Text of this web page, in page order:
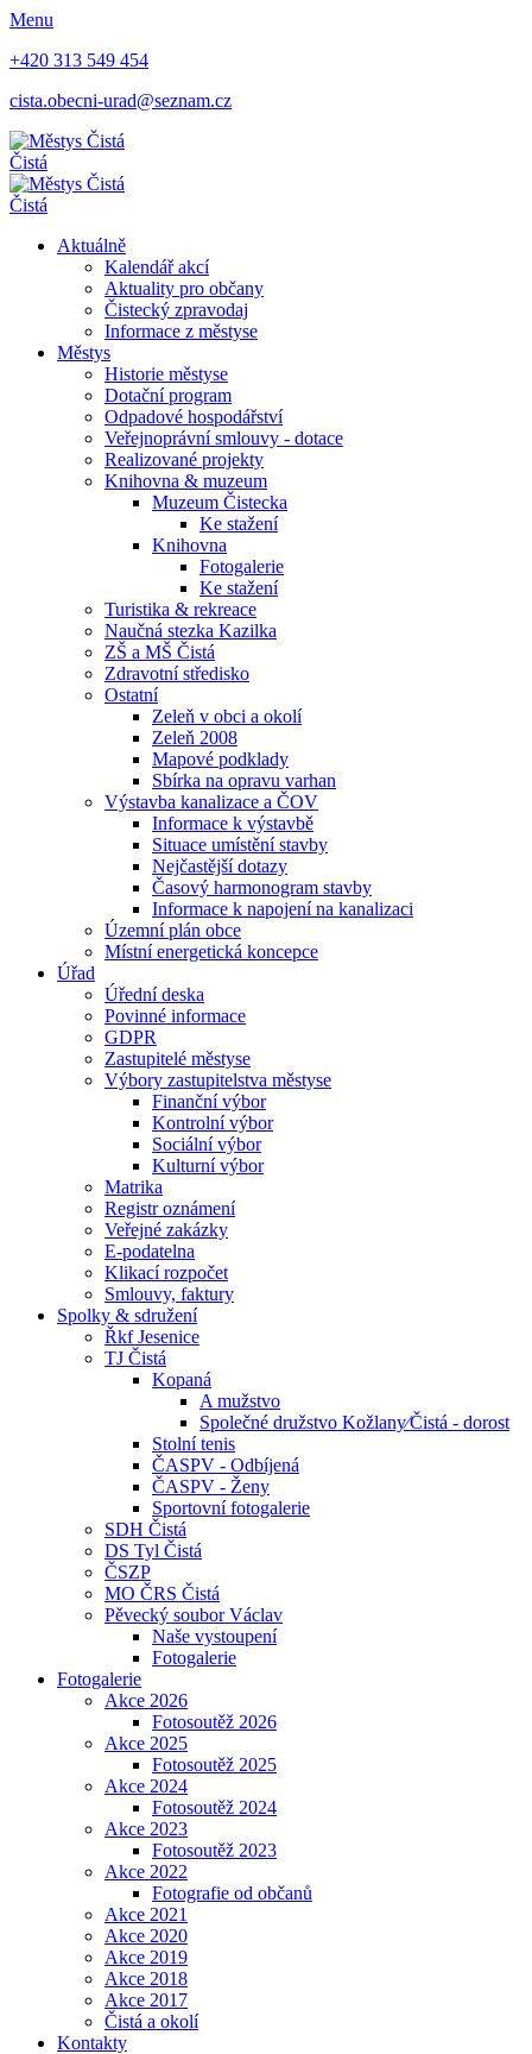
Menu
+420 313 549 454
cista.obecni-urad@seznam.cz
Čistá
Čistá
Aktuálně
Kalendář akcí
Aktuality pro občany
Čistecký zpravodaj
Informace z městyse
Městys
Historie městyse
Dotační program
Odpadové hospodářství
Veřejnoprávní smlouvy - dotace
Realizované projekty
Knihovna & muzeum
Muzeum Čistecka
Ke stažení
Knihovna
Fotogalerie
Ke stažení
Turistika & rekreace
Naučná stezka Kazilka
ZŠ a MŠ Čistá
Zdravotní středisko
Ostatní
Zeleň v obci a okolí
Zeleň 2008
Mapové podklady
Sbírka na opravu varhan
Výstavba kanalizace a ČOV
Informace k výstavbě
Situace umístění stavby
Nejčastější dotazy
Časový harmonogram stavby
Informace k napojení na kanalizaci
Územní plán obce
Místní energetická koncepce
Úřad
Úřední deska
Povinné informace
GDPR
Zastupitelé městyse
Výbory zastupitelstva městyse
Finanční výbor
Kontrolní výbor
Sociální výbor
Kulturní výbor
Matrika
Registr oznámení
Veřejné zakázky
E-podatelna
Klikací rozpočet
Smlouvy, faktury
Spolky & sdružení
Řkf Jesenice
TJ Čistá
Kopaná
A mužstvo
Společné družstvo Kožlany⁄Čistá - dorost
Stolní tenis
ČASPV - Odbíjená
ČASPV - Ženy
Sportovní fotogalerie
SDH Čistá
DS Tyl Čistá
ČSZP
MO ČRS Čistá
Pěvecký soubor Václav
Naše vystoupení
Fotogalerie
Fotogalerie
Akce 2026
Fotosoutěž 2026
Akce 2025
Fotosoutěž 2025
Akce 2024
Fotosoutěž 2024
Akce 2023
Fotosoutěž 2023
Akce 2022
Fotografie od občanů
Akce 2021
Akce 2020
Akce 2019
Akce 2018
Akce 2017
Čistá a okolí
Kontakty